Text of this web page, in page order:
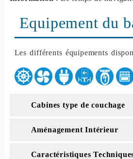
Equipement du
Les différents équipements
Cabines type de couchage
Aménagement Intérieur
Caractéristiques